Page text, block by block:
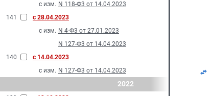
с изм. N 118-Ф3 от 14.04.2023
141
с 28.04.2023
с изм. N 4-Ф3 от 27.01.2023
N 127-Ф3 от 14.04.2023
140
с 14.04.2023
с изм. N 127-Ф3 от 14.04.2023
2022